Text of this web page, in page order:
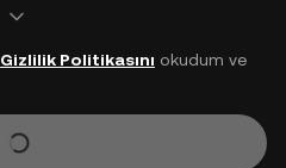
Gizlilik Politikasını okudum ve